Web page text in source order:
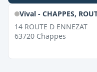
Vival - CHAPPES,
14 ROUTE D ENNEZAT
63720 Chappes